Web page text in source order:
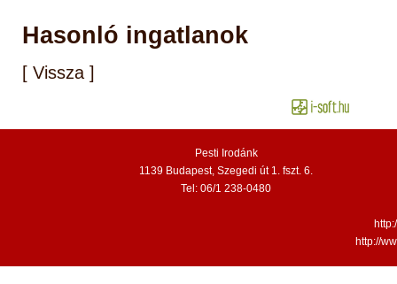
Hasonló ingatlanok
[ Vissza ]
Pesti Irodánk
1139 Budapest, Szegedi út 1. fszt. 6.
Tel: 06/1 238-0480
http://